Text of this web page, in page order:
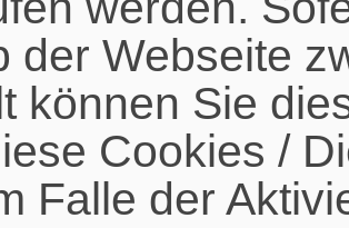
der Webseite
können Sie
Cookies /
Falle der